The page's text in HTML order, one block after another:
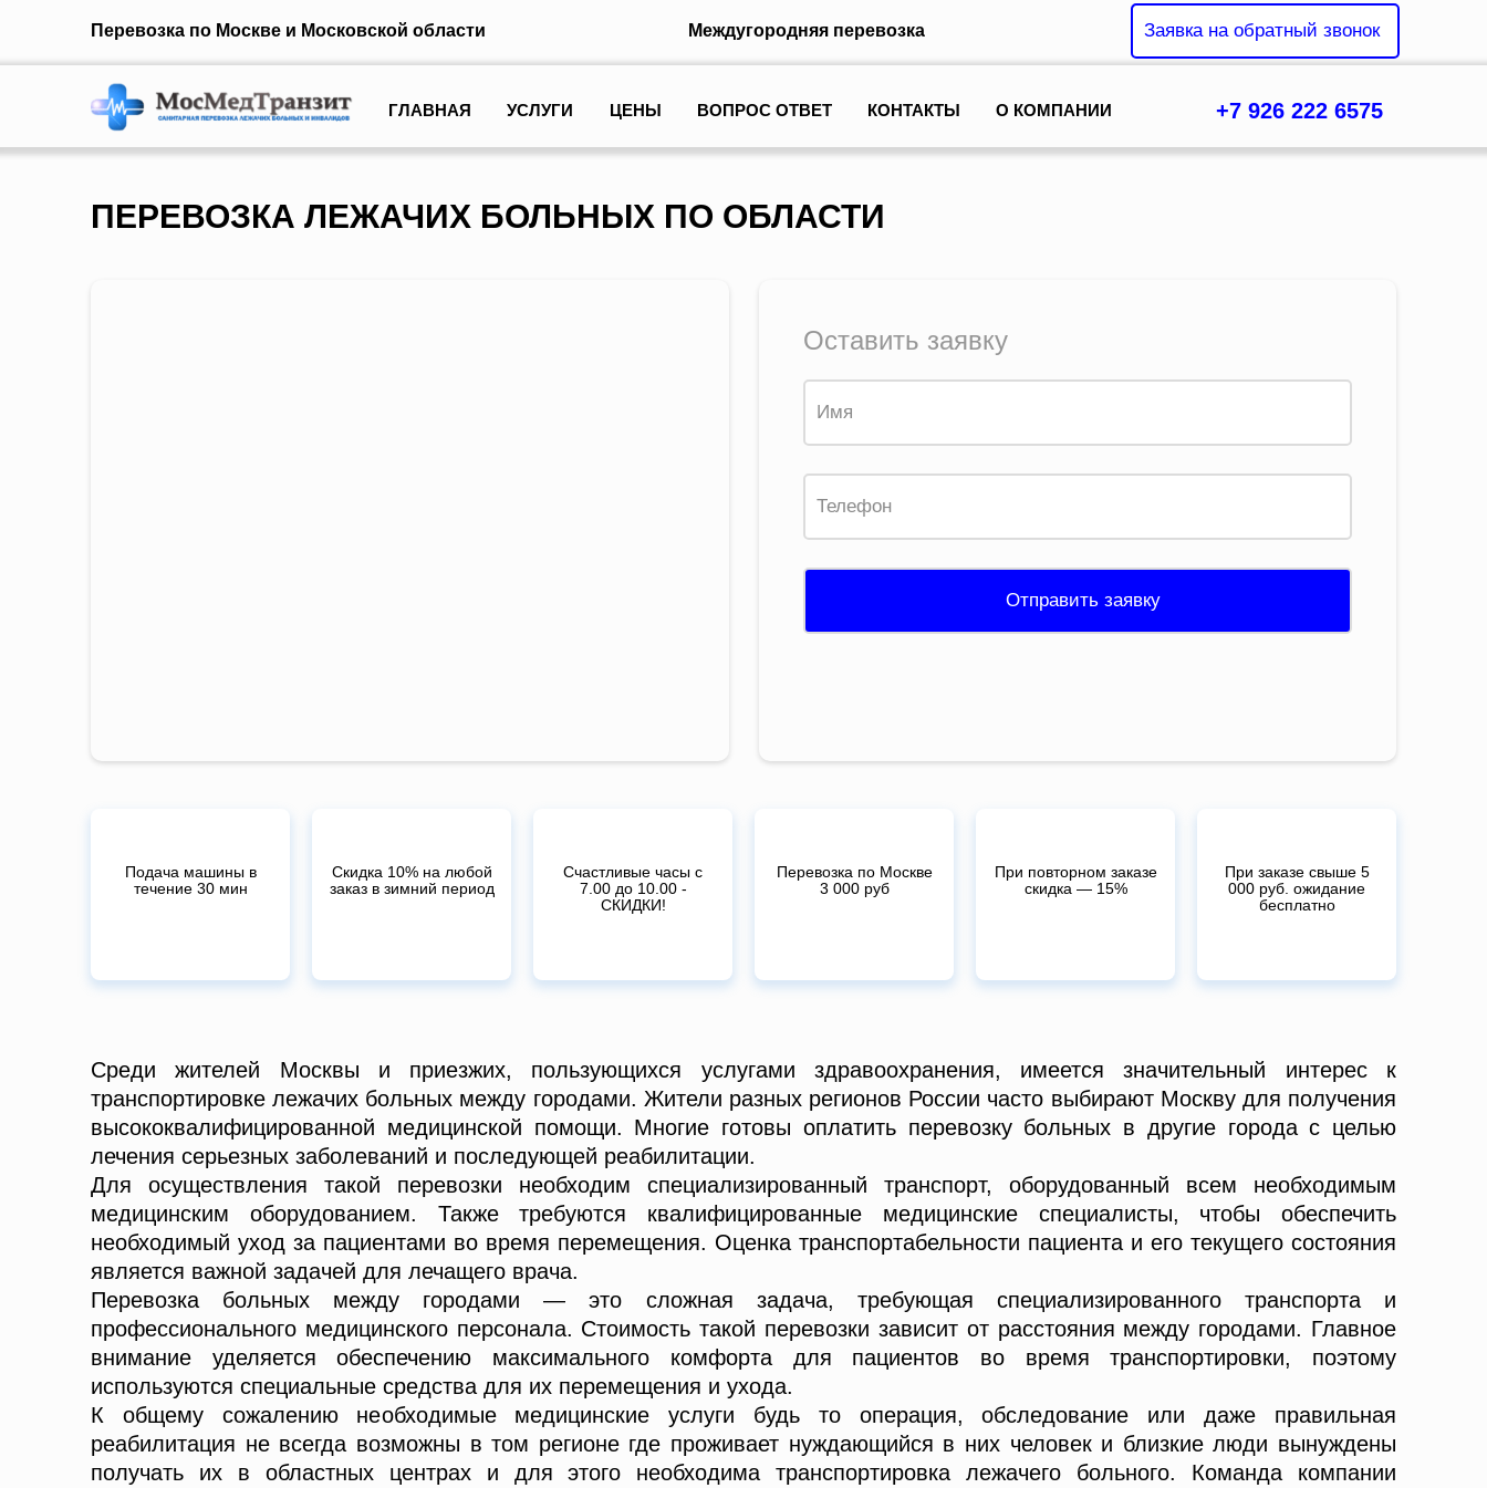
Перевозка по Москве и Московской области Междугородняя перевозка Заявка на обратный звонок
ГЛАВНАЯ УСЛУГИ ЦЕНЫ ВОПРОС ОТВЕТ КОНТАКТЫ О КОМПАНИИ +7 926 222 6575
ПЕРЕВОЗКА ЛЕЖАЧИХ БОЛЬНЫХ ПО ОБЛАСТИ
Оставить заявку
Отправить заявку
Подача машины в
течение 30 мин
Скидка 10% на любой
заказ в зимний период
Счастливые часы с
7.00 до 10.00 -
СКИДКИ!
Перевозка по Москве
3 000 руб
При повторном заказе
скидка — 15%
При заказе свыше 5
000 руб. ожидание
бесплатно
Среди жителей Москвы и приезжих, пользующихся услугами здравоохранения, имеется значительный интерес к
транспортировке лежачих больных между городами. Жители разных регионов России часто выбирают Москву для получения
высококвалифицированной медицинской помощи. Многие готовы оплатить перевозку больных в другие города с целью
лечения серьезных заболеваний и последующей реабилитации.
Для осуществления такой перевозки необходим специализированный транспорт, оборудованный всем необходимым
медицинским оборудованием. Также требуются квалифицированные медицинские специалисты, чтобы обеспечить
необходимый уход за пациентами во время перемещения. Оценка транспортабельности пациента и его текущего состояния
является важной задачей для лечащего врача.
Перевозка больных между городами — это сложная задача, требующая специализированного транспорта и
профессионального медицинского персонала. Стоимость такой перевозки зависит от расстояния между городами. Главное
внимание уделяется обеспечению максимального комфорта для пациентов во время транспортировки, поэтому
используются специальные средства для их перемещения и ухода.
К общему сожалению необходимые медицинские услуги будь то операция, обследование или даже правильная
реабилитация не всегда возможны в том регионе где проживает нуждающийся в них человек и близкие люди вынуждены
получать их в областных центрах и для этого необходима транспортировка лежачего больного. Команда компании